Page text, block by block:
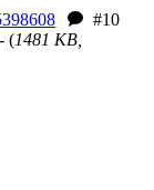
#10
- (1481 KB,